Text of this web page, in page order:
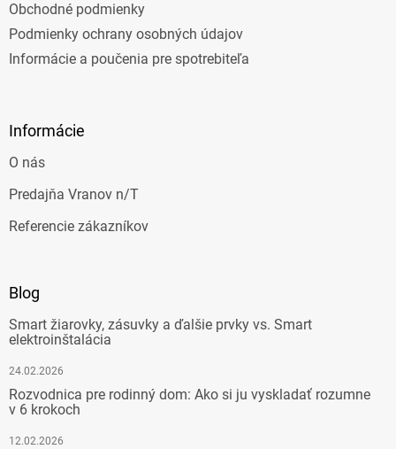
Obchodné podmienky
Podmienky ochrany osobných údajov
Informácie a poučenia pre spotrebiteľa
Informácie
O nás
Predajňa Vranov n/T
Referencie zákazníkov
Blog
Smart žiarovky, zásuvky a ďalšie prvky vs. Smart
elektroinštalácia
24.02.2026
Rozvodnica pre rodinný dom: Ako si ju vyskladať rozumne
v 6 krokoch
12.02.2026